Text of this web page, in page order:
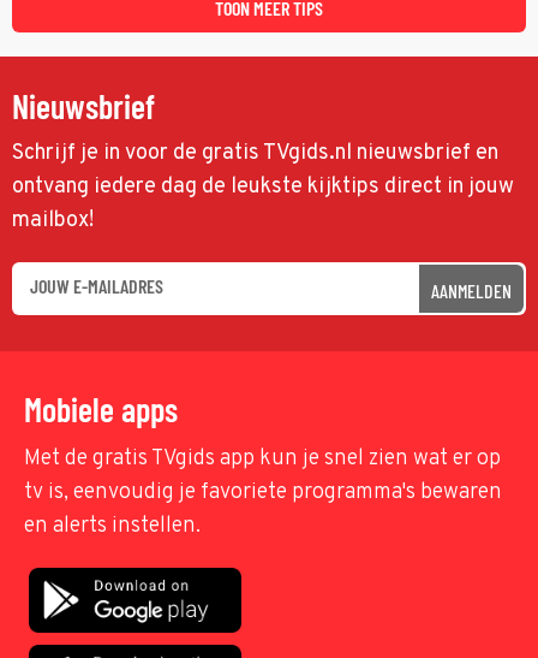
TOON MEER TIPS
Nieuwsbrief
Schrijf je in voor de gratis TVgids.nl nieuwsbrief en
ontvang iedere dag de leukste kijktips direct in jouw
mailbox!
AANMELDEN
Mobiele apps
Met de gratis TVgids app kun je snel zien wat er op
tv is, eenvoudig je favoriete programma's bewaren
en alerts instellen.